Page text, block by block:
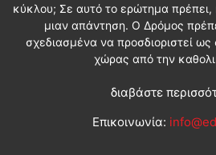
κύκλου; Σε αυτό το ερώτημα
μιαν απάντηση. Ο Δρόμος
σχεδιασμένα να προσδιοριστεί ως
χώρας από την
διαβάστε
Επικοινωνία: